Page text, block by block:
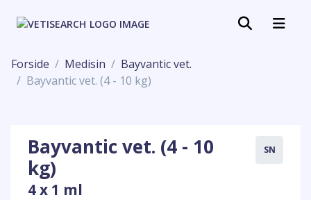
Forside Medisin
Bayvantic vet.
Bayvantic vet. (4 - 10 kg)
Bayvantic vet. (4 - 10
kg)
4 x 1 ml
SN